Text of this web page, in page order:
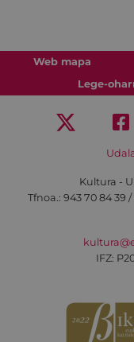
Web mapa
Lege-
Kultura -
Tfnoa.: 943 70 84 39
IFZ: